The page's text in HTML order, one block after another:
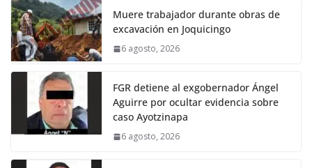
Muere trabajador durante obras de
excavación en Joquicingo
6 agosto, 2026
FGR detiene al exgobernador Ángel
Aguirre por ocultar evidencia sobre
caso Ayotzinapa
6 agosto, 2026